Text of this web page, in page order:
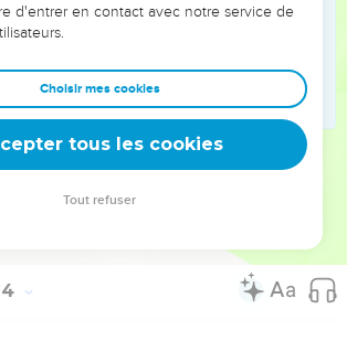
leurs coutres, leurs fourches à trois
avaient la pointe gâtée, même pour
arriva que le jour du combat il ne se
en la main d'aucun du peuple
et Jonathan, et il n'y eut que Saül et
d'entrer en contact avec notre service de
Choisir mes cookies
tous les cookies
Tout refuser